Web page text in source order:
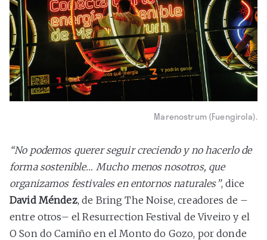
Marenostrum (Fuengirola).
“No podemos querer seguir creciendo y no hacerlo de
forma sostenible… Mucho menos nosotros, que
organizamos festivales en entornos naturales”, dice
David Méndez, de Bring The Noise, creadores de –
entre otros– el Resurrection Festival de Viveiro y el
O Son do Camiño en el Monto do Gozo, por donde